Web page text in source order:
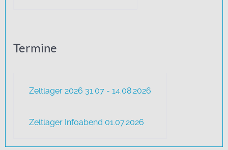
Termine
Zeltlager 2026 31.07 - 14.08.2026
Zeltlager Infoabend 01.07.2026